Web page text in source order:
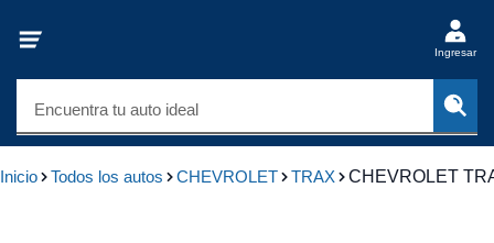
Ingresar
Encuentra tu auto ideal
Inicio Todos los autos CHEVROLET TRAX CHEVROLET